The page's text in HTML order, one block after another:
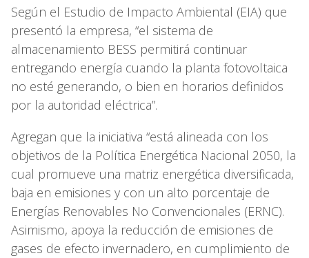
Según el Estudio de Impacto Ambiental (EIA) que
presentó la empresa, “el sistema de
almacenamiento BESS permitirá continuar
entregando energía cuando la planta fotovoltaica
no esté generando, o bien en horarios definidos
por la autoridad eléctrica”.
Agregan que la iniciativa “está alineada con los
objetivos de la Política Energética Nacional 2050, la
cual promueve una matriz energética diversificada,
baja en emisiones y con un alto porcentaje de
Energías Renovables No Convencionales (ERNC).
Asimismo, apoya la reducción de emisiones de
gases de efecto invernadero, en cumplimiento de